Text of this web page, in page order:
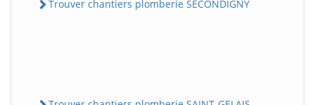
Trouver chantiers plomberie SECONDIGNY